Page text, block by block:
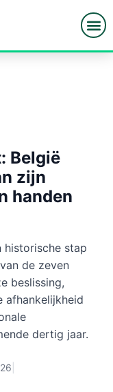
België
zijn
handen
historische stap
de zeven
beslissing,
afhankelijkheid
dertig jaar.